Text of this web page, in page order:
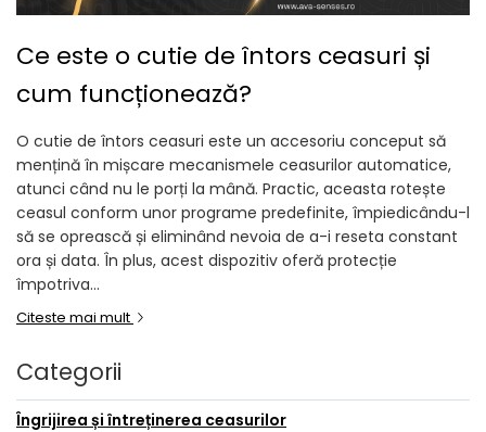
Ce este o cutie de întors ceasuri și
cum funcționează?
O cutie de întors ceasuri este un accesoriu conceput să
mențină în mișcare mecanismele ceasurilor automatice,
atunci când nu le porți la mână. Practic, aceasta rotește
ceasul conform unor programe predefinite, împiedicându-l
să se oprească și eliminând nevoia de a-i reseta constant
ora și data. În plus, acest dispozitiv oferă protecție
împotriva...
Citeste mai mult
Categorii
Îngrijirea și întreținerea ceasurilor